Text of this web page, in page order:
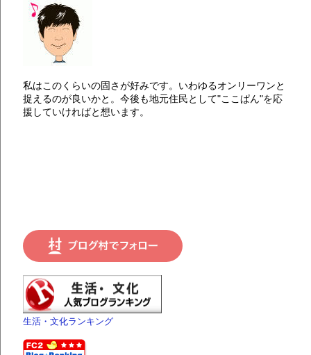
私はこのくらいの固さが好みです。いわゆるオンリーワンと
捉えるのが良いかと。今後も地元住民として"ここぱん"を応
援していければと想います。
生活・文化ランキング